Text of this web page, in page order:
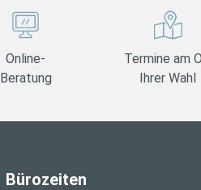
Online-
Beratung
Termine am
Ihrer Wahl
Bürozeiten